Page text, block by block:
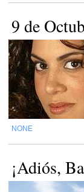
9 de
NONE
¡Adiós,